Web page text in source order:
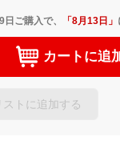
日 ご購入で、 「8月13日 」
カートに追
トに追加する